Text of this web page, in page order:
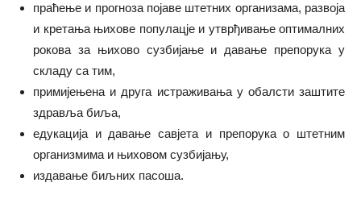
праћење и прогноза појаве штетних организама, развоја
и кретања њихове популацје и утврђивање оптималних
рокова за њихово сузбијање и давање препорука у
складу са тим,
примијењена и друга истраживања у обалсти заштите
здравља биља,
едукација и давање савјета и препорука о штетним
организмима и њиховом сузбијању,
издавање биљних пасоша.